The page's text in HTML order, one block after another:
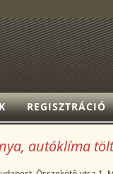
REGISZTRÁCIÓ
autóklíma